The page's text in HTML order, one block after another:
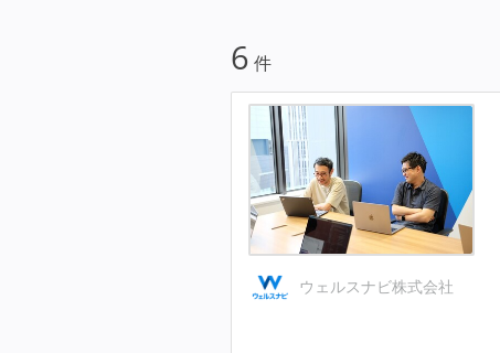
6 件
ウェルスナビ株式会社